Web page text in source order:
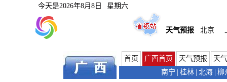
今天是2026年8月8日 星期六
天气预报 北京
首页 广西首页 天气预报
天
南宁
桂林 北海 柳